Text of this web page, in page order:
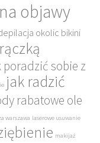
objawy
okolic bikini
poradzić sobie z
jak radzić
rabatowe ole
warszawa laserowe usuwanie
makijaż